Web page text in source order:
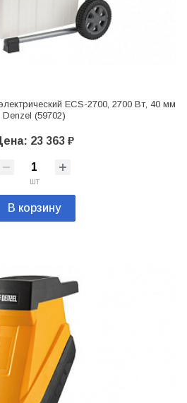
ECS-2700, 2700 Вт, 40 мм
Denzel (59702)
23 363 ₽
шт
В корзину